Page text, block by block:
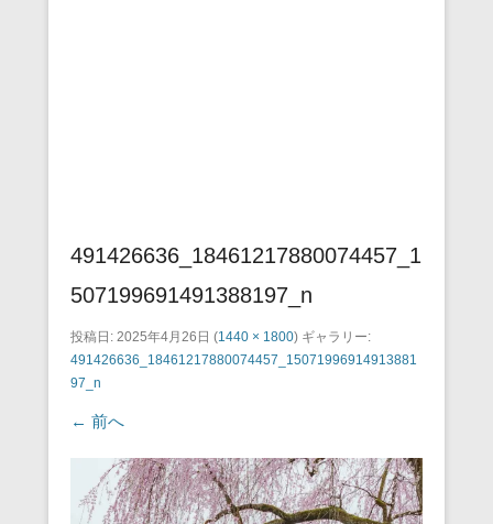
491426636_18461217880074457_1
507199691491388197_n
投稿日: 2025年4月26日 (1440 × 1800) ギャラリー:
491426636_18461217880074457_15071996914913881
97_n
← 前へ